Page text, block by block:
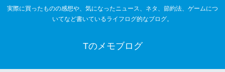
実際に買ったものの感想や、気になったニュース、ネタ、節約法、ゲームにつ
いてなど書いているライフログ的なブログ。
Tのメモブログ